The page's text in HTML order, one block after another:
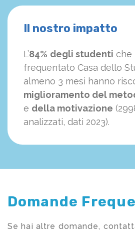
Il nostro impatto
L’84% degli studenti che
frequentato Casa dello
almeno 3 mesi hanno
miglioramento del
e della motivazione
analizzati, dati 2023).
Domande
Se hai altre domande,